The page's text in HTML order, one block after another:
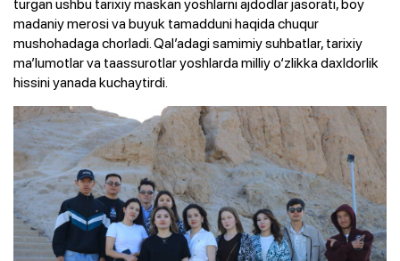
madaniy merosi va buyuk tamadduni haqida chuqur
mushohadaga chorladi. Qal’adagi samimiy suhbatlar, tarixiy
ma’lumotlar va taassurotlar yoshlarda milliy o‘zlikka daxldorlik
hissini yanada kuchaytirdi.